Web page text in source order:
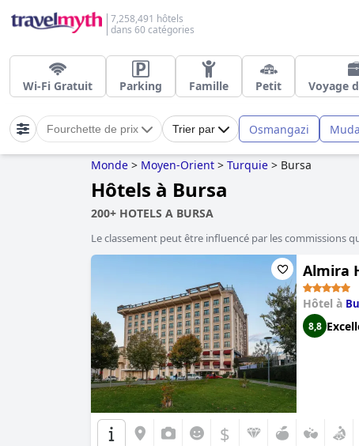
7,258,491 hôtels
dans 60 catégories
Wi-Fi Gratuit Parking Famille Petit Voyage
Fourchette de prix Trier par Osmangazi
Monde > Moyen-Orient > Turquie > Bursa
Hôtels à Bursa
200+ HOTELS A BURSA
Le classement peut être influencé par les commissions
Almira
Hôtel à
8,8
$